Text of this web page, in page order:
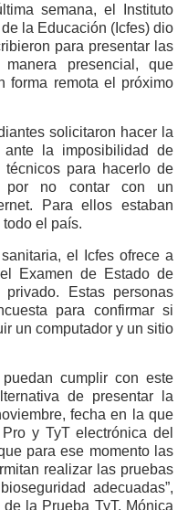
semana, el Instituto
la Educación (Icfes) dio
para presentar las
presencial, que
forma remota el próximo
solicitaron hacer la
ante la imposibilidad de
para hacerlo de
por no contar con un
Para ellos estaban
el país.
el Icfes ofrece a
Examen de Estado de
Estas personas
para confirmar si
un computador y un sitio
cumplir con este
de presentar la
fecha en la que
y TyT electrónica del
para ese momento las
realizar las pruebas
adecuadas”,
la Prueba TyT, Mónica